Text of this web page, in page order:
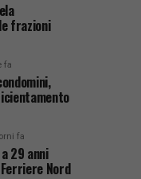
frazioni
fa
fa
29 anni
Nord